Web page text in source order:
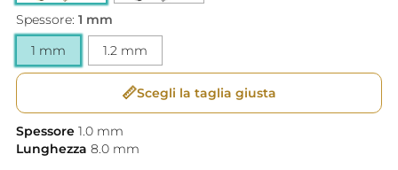
Spessore: 1 mm
1 mm 1.2 mm
📏Scegli la taglia giusta
Spessore 1.0 mm
Lunghezza 8.0 mm